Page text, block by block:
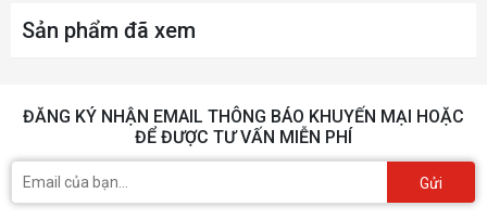
Sản phẩm đã xem
ĐĂNG KÝ NHẬN EMAIL THÔNG BÁO KHUYẾN MẠI HOẶC
ĐỂ ĐƯỢC TƯ VẤN MIỄN PHÍ
Gửi